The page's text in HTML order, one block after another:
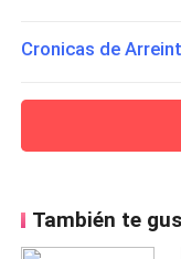
Cronicas de
También te